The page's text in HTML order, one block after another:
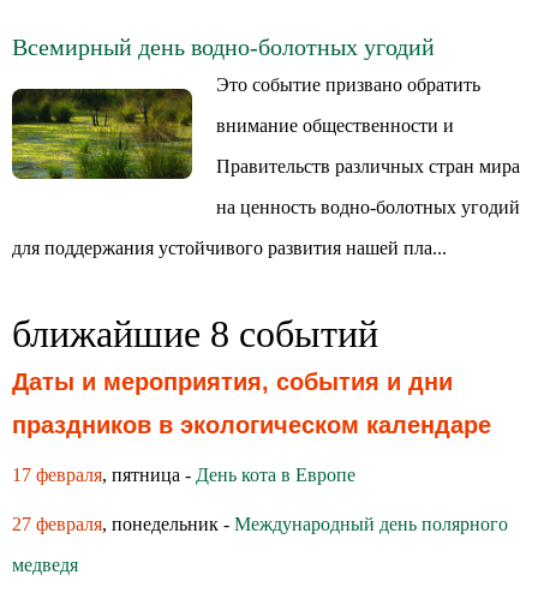
Всемирный день водно-болотных угодий
Это событие призвано обратить
внимание общественности и
Правительств различных стран мира
на ценность водно-болотных угодий
для поддержания устойчивого развития нашей пла...
ближайшие 8 событий
Даты и мероприятия, события и дни
праздников в экологическом календаре
17 февраля, пятница - День кота в Европе
27 февраля, понедельник - Международный день полярного
медведя